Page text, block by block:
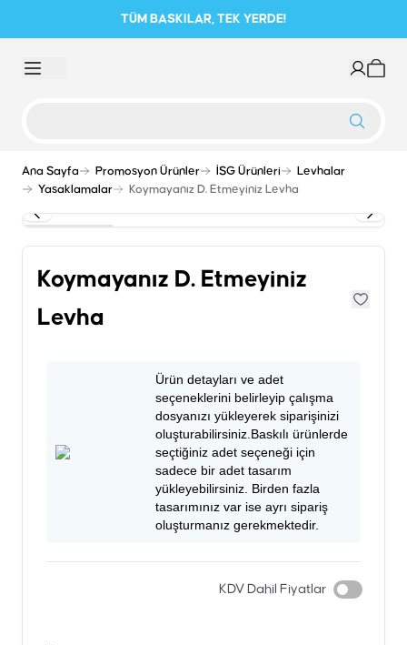
TÜM BASKILAR, TEK YERDE!
Ana Sayfa Promosyon Ürünler İSG Ürünleri
Levhalar
Yasaklamalar
Koymayanız D. Etmeyiniz Levha
Koymayanız D. Etmeyiniz
Levha
Ürün detayları ve adet
seçeneklerini belirleyip çalışma
dosyanızı yükleyerek siparişinizi
oluşturabilirsiniz.Baskılı ürünlerde
seçtiğiniz adet seçeneği için
sadece bir adet tasarım
yükleyebilirsiniz. Birden fazla
tasarımınız var ise ayrı sipariş
oluşturmanız gerekmektedir.
KDV Dahil Fiyatlar